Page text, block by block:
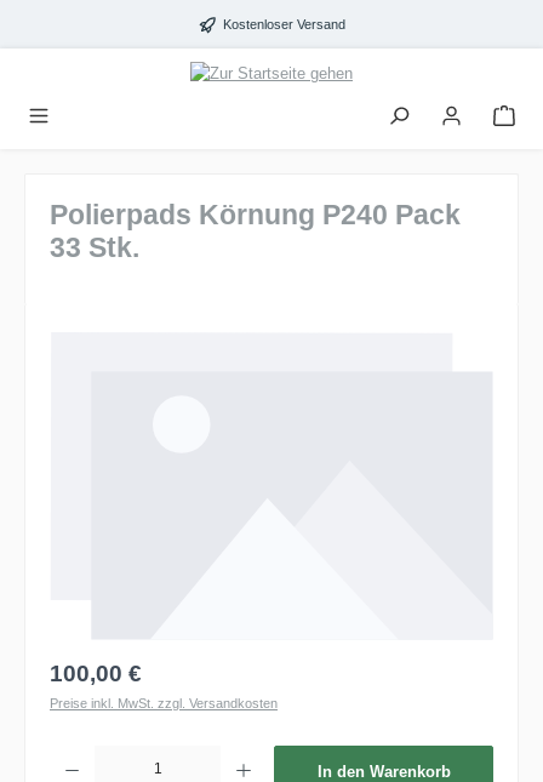
Kostenloser Versand
Polierpads Körnung P240 Pack
33 Stk.
100,00 €
Preise inkl. MwSt. zzgl. Versandkosten
In den Warenkorb